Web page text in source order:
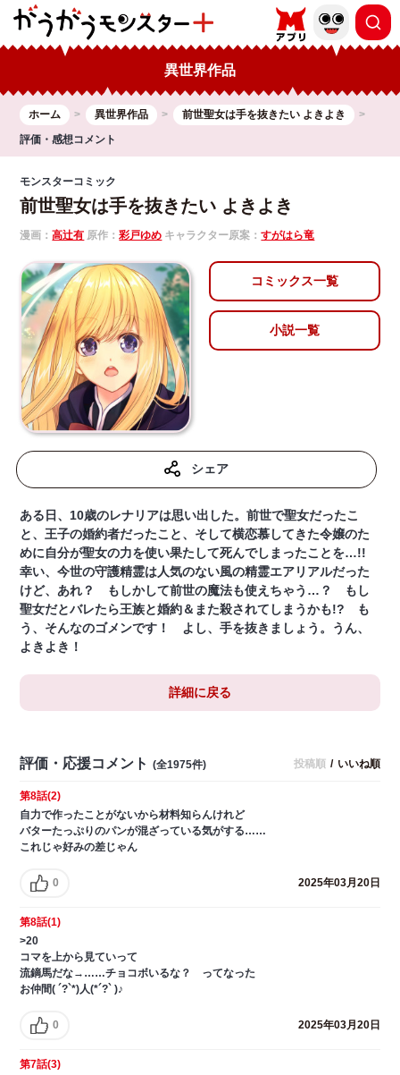
異世界作品
ホーム 異世界作品
前世聖女は手を抜きたい よきよき
評価・感想コメント
モンスターコミック
前世聖女は手を抜きたい よきよき
漫画：高辻有 原作：彩戸ゆめ キャラクター原案：すがはら竜
コミックス一覧
小説一覧
シェア
ある日、10歳のレナリアは思い出した。前世で聖女だったこ
と、王子の婚約者だったこと、そして横恋慕してきた令嬢のた
めに自分が聖女の力を使い果たして死んでしまったことを…!!
幸い、今世の守護精霊は人気のない風の精霊エアリアルだった
けど、あれ？ もしかして前世の魔法も使えちゃう…？ もし
聖女だとバレたら王族と婚約＆また殺されてしまうかも!? も
う、そんなのゴメンです！ よし、手を抜きましょう。うん、
よきよき！
詳細に戻る
評価・応援コメント (全1975件) 投稿順 / いいね順
第8話(2)
自力で作ったことがないから材料知らんけれど
バターたっぷりのパンが混ざっている気がする……
これじゃ好みの差じゃん
0 2025年03月20日
第8話(1)
>20
コマを上から見ていって
流鏑馬だな→……チョコボいるな？ ってなった
お仲間( ´?`*)人(*´?` )♪
0 2025年03月20日
第7話(3)